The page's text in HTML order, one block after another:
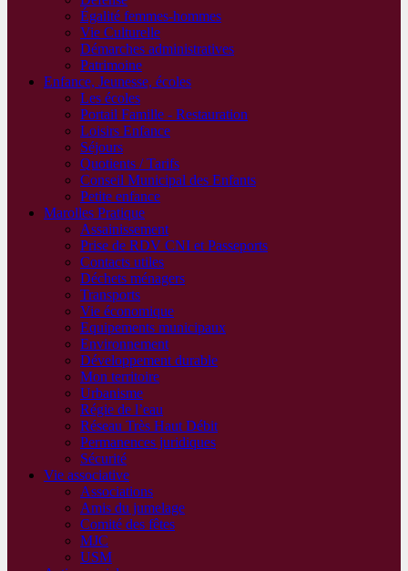
Égalité femmes-hommes
Vie Culturelle
Démarches administratives
Patrimoine
Enfance, Jeunesse, écoles
Les écoles
Portail Famille - Restauration
Loisirs Enfance
Séjours
Quotients / Tarifs
Conseil Municipal des Enfants
Petite enfance
Marolles Pratique
Assainissement
Prise de RDV CNI et Passeports
Contacts utiles
Déchets ménagers
Transports
Vie économique
Equipements municipaux
Environnement
Développement durable
Mon territoire
Urbanisme
Régie de l’eau
Réseau Très Haut Débit
Permanences juridiques
Sécurité
Vie associative
Associations
Amis du jumelage
Comité des fêtes
MJC
USM